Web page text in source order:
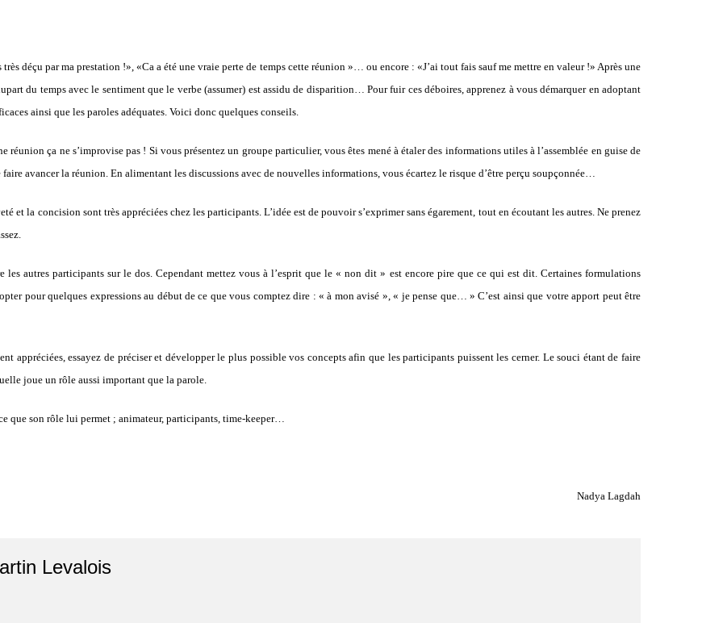
très déçu par ma prestation !», «Ca a été une vraie perte de temps cette réunion »… ou encore : «J’ai tout fais sauf me mettre en valeur !» Après une
du temps avec le sentiment que le verbe (assumer) est assidu de disparition… Pour fuir ces déboires, apprenez à vous démarquer en adoptant
ainsi que les paroles adéquates. Voici donc quelques conseils.
réunion ça ne s’improvise pas ! Si vous présentez un groupe particulier, vous êtes mené à étaler des informations utiles à l’assemblée en guise de
avancer la réunion. En alimentant les discussions avec de nouvelles informations, vous écartez le risque d’être perçu soupçonnée…
et la concision sont très appréciées chez les participants. L’idée est de pouvoir s’exprimer sans égarement, tout en écoutant les autres. Ne prenez
autres participants sur le dos. Cependant mettez vous à l’esprit que le « non dit » est encore pire que ce qui est dit. Certaines formulations
pour quelques expressions au début de ce que vous comptez dire : « à mon avisé », « je pense que… » C’est ainsi que votre apport peut être
appréciées, essayez de préciser et développer le plus possible vos concepts afin que les participants puissent les cerner. Le souci étant de faire
joue un rôle aussi important que la parole.
que son rôle lui permet ; animateur, participants, time-keeper…
Nadya Lagdah
Levalois